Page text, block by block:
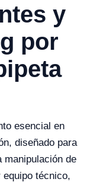
y
por
esencial en
diseñado para
manipulación de
técnico,